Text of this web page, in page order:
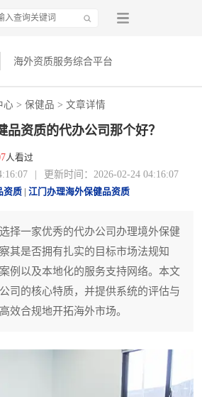
海外资质服务综合平台
心 > 保健品 > 文章详情
品资质的代办公司那个好？
人看过
更新时间：2026-02-24 04:16:07
资质 江门办理海外保健品资质
择一家优秀的代办公司办理境外保健
其是否拥有扎实的目标市场法规知
例以及本地化的服务支持网络。本文
司的核心特质，并提供系统的评估与
效合规地开拓海外市场。